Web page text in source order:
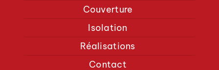
Couverture
Isolation
Réalisations
Contact